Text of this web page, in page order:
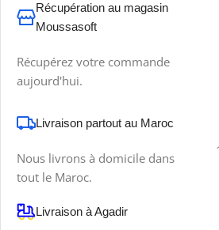
Récupération au magasin
Moussasoft
Récupérez votre commande
aujourd'hui.
Livraison partout au Maroc
Nous livrons à domicile dans
tout le Maroc.
Livraison à Agadir